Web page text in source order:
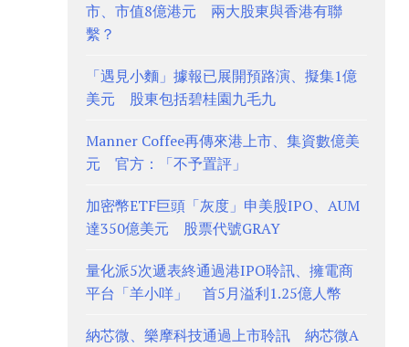
市、市值8億港元 兩大股東與香港有聯
繫？
「遇見小麵」據報已展開預路演、擬集1億
美元 股東包括碧桂園九毛九
Manner Coffee再傳來港上市、集資數億美
元 官方：「不予置評」
加密幣ETF巨頭「灰度」申美股IPO、AUM
達350億美元 股票代號GRAY
量化派5次遞表終通過港IPO聆訊、擁電商
平台「羊小咩」 首5月溢利1.25億人幣
納芯微、樂摩科技通過上市聆訊 納芯微A